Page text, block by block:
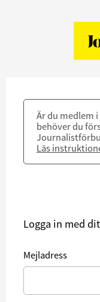
Är du medlem
behöver du
Läs
Logga in med
Mejladress